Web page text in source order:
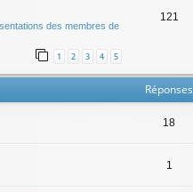
des membres de
1 2 3 4 5
121
Réponses
18
1